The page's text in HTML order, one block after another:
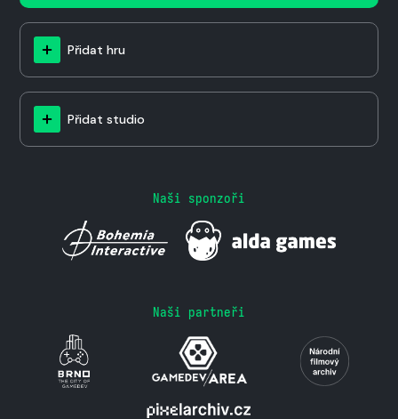
Přidat hru
Přidat studio
Naši sponzoři
Naši partneři